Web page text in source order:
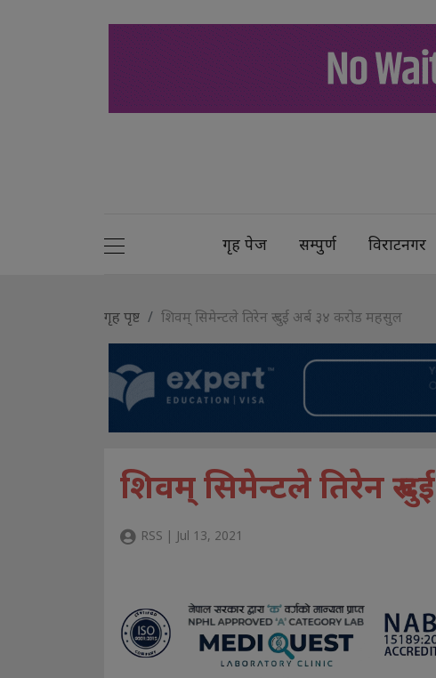
गृह पेज सम्पुर्ण विराटनगर
गृह पृष्ट शिवम् सिमेन्टले तिरेन रु दुई अर्ब ३४ करोड महसुल
शिवम् सिमेन्टले तिरेन रु दुई
RSS | Jul 13, 2021